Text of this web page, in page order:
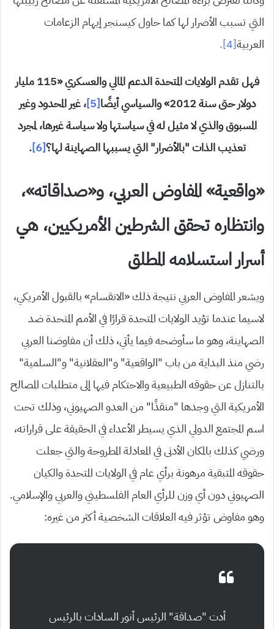
التي تسبب الأضرار لها كما حاول كيسنجر إيهام الزعامات
العربية[4].
فهل تقدم الولايات المتحدة الدعم المالي والعسكري «115 مليار
دولار حتى سنة 2012» والسياسي أيضًا
[5]
، غير المحدود وغير
المسبوق والذي لا مثيل له في سياستها ولا سياسة غيرها، لمجرد
تعذيب الذات “بالأضرار” التي يسببها الصهاينة لها؟[6]
.
«واقعية» المفاوض العربي، و«صداقاته»،
وانتظاره تحقق الشرطين الأمريكيين، هي
أسرار استسلامه المطلق
ويشعر المفاوض العربي نتيجة ذلك «الانقسام» بالقبول الأمريكي،
لاسيما عندما تؤيد الولايات المتحدة قرارًا في الأمم المتحدة ضد
الصهاينة، وهو ما سأوضحه فيما يأتي، ذلك أن مفاوضنا العربي
رضي منذ البداية من باب “الواقعية” و”العقلانية” و”السلمية”
بالتنازل عن حقوقه الطبيعية والاحتكام فيها إلى متطلبات المصالح
الأمريكية التي وجدها “منقذًا” من العدو الصهيوني، وذلك تحت
اسم المجتمع الدولي الذي يسيطر الأعداء في الحقيقة على قراراته،
ورضي كذلك بالمكان الأدنى في المعادلة المطروحة والتي جعلت
حقوقه المتبقية مرهونة برأي عام في الولايات المتحدة والكيان
الصهيوني دون أي وزن للرأي العام الفلسطيني والعربي والإسلامي.
وهو مفاوض تؤثر فيه العلاقات الشخصية أكثر من غيره:
أدت “صداقة” الرئيس أنور السادات بالرئيس